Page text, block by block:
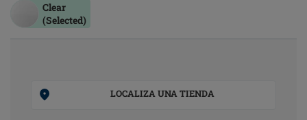
Clear
(Selected)
LOCALIZA UNA TIENDA